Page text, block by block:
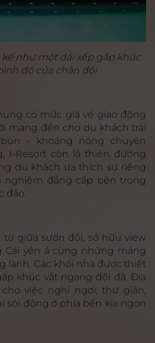
như một dải xếp gấp khúc
độ của chân đồi
có mức giá vé giao động
mang đến cho du khách trải
- khoáng nóng chuyên
I-Resort còn là thiên đường
du khách ưa thích sự riêng
nghiệm đẳng cấp bên trong
đáo.
từ giữa sườn đồi, sở hữu view
Cái yên ả cùng những mảng
lành. Các khối nhà được thiết
khúc vắt ngang đồi đá. Địa
việc nghỉ ngơi, thư giãn,
sôi động ở phía bên kia ngọn